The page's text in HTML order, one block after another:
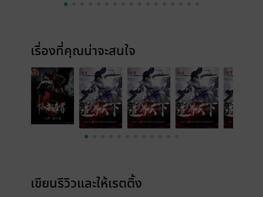
เรื่องที่คุณน่าจะสนใจ
เขียนรีวิวและให้เรตติ้ง